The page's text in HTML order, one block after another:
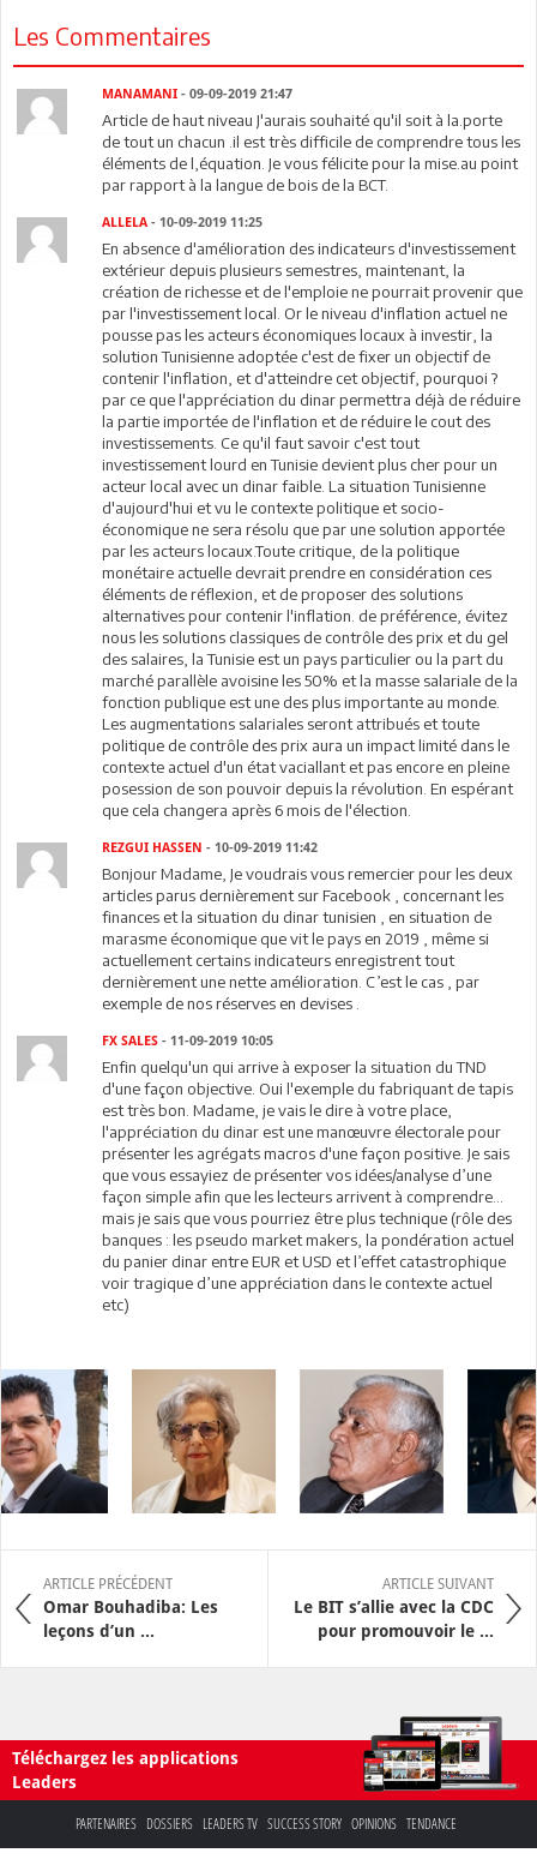
Les Commentaires
MANAMANI- 09-09-2019 21:47
Article de haut niveau J'aurais souhaité qu'il soit à la.porte
de tout un chacun .il est très difficile de comprendre tous les
éléments de l,équation. Je vous félicite pour la mise.au point
par rapport à la langue de bois de la BCT.
ALLELA - 10-09-2019 11:25
En absence d'amélioration des indicateurs d'investissement
extérieur depuis plusieurs semestres, maintenant, la
création de richesse et de l'emploie ne pourrait provenir que
par l'investissement local. Or le niveau d'inflation actuel ne
pousse pas les acteurs économiques locaux à investir, la
solution Tunisienne adoptée c'est de fixer un objectif de
contenir l'inflation, et d'atteindre cet objectif, pourquoi ?
par ce que l'appréciation du dinar permettra déjà de réduire
la partie importée de l'inflation et de réduire le cout des
investissements. Ce qu'il faut savoir c'est tout
investissement lourd en Tunisie devient plus cher pour un
acteur local avec un dinar faible. La situation Tunisienne
d'aujourd'hui et vu le contexte politique et socio-
économique ne sera résolu que par une solution apportée
par les acteurs locaux.Toute critique, de la politique
monétaire actuelle devrait prendre en considération ces
éléments de réflexion, et de proposer des solutions
alternatives pour contenir l'inflation. de préférence, évitez
nous les solutions classiques de contrôle des prix et du gel
des salaires, la Tunisie est un pays particulier ou la part du
marché parallèle avoisine les 50% et la masse salariale de la
fonction publique est une des plus importante au monde.
Les augmentations salariales seront attribués et toute
politique de contrôle des prix aura un impact limité dans le
contexte actuel d'un état vaciallant et pas encore en pleine
posession de son pouvoir depuis la révolution. En espérant
que cela changera après 6 mois de l'élection.
REZGUI HASSEN - 10-09-2019 11:42
Bonjour Madame, Je voudrais vous remercier pour les deux
articles parus dernièrement sur Facebook , concernant les
finances et la situation du dinar tunisien , en situation de
marasme économique que vit le pays en 2019 , même si
actuellement certains indicateurs enregistrent tout
dernièrement une nette amélioration. C’est le cas , par
exemple de nos réserves en devises .
FX SALES - 11-09-2019 10:05
Enfin quelqu'un qui arrive à exposer la situation du TND
d'une façon objective. Oui l'exemple du fabriquant de tapis
est très bon. Madame, je vais le dire à votre place,
l'appréciation du dinar est une manœuvre électorale pour
présenter les agrégats macros d'une façon positive. Je sais
que vous essayiez de présenter vos idées/analyse d’une
façon simple afin que les lecteurs arrivent à comprendre…
mais je sais que vous pourriez être plus technique (rôle des
banques : les pseudo market makers, la pondération actuel
du panier dinar entre EUR et USD et l’effet catastrophique
voir tragique d’une appréciation dans le contexte actuel
etc)
ARTICLE PRÉCÉDENT
Omar Bouhadiba: Les
leçons d’un ...
ARTICLE SUIVANT
Le BIT s’allie avec la CDC
pour promouvoir le ...
Téléchargez les applications
Leaders
PARTENAIRES DOSSIERS LEADERS TV SUCCESS STORY OPINIONS TENDANCE